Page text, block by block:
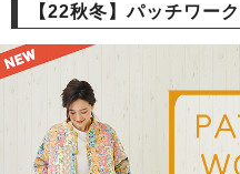
【22秋冬】パッチワー